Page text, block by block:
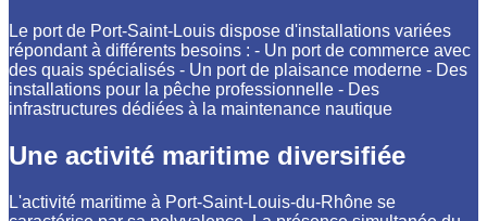
Le port de Port-Saint-Louis dispose d'installations variées
répondant à différents besoins : - Un port de commerce avec
des quais spécialisés - Un port de plaisance moderne - Des
installations pour la pêche professionnelle - Des
infrastructures dédiées à la maintenance nautique
Une activité maritime diversifiée
L'activité maritime à Port-Saint-Louis-du-Rhône se